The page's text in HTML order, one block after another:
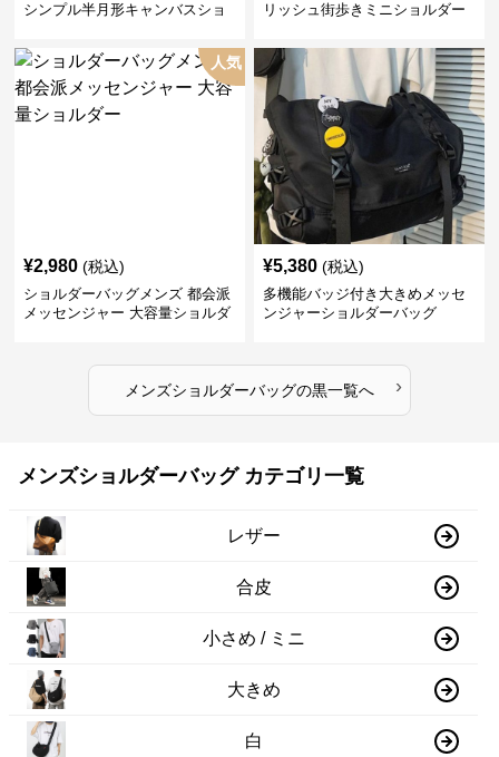
シンプル半月形キャンバスショ
リッシュ街歩きミニショルダー
人気
¥2,980 (税込)
ショルダーバッグメンズ 都会派
メッセンジャー 大容量ショルダ
¥5,380 (税込)
多機能バッジ付き大きめメッセ
ンジャーショルダーバッグ
メンズショルダーバッグの黒一覧へ ›
メンズショルダーバッグ カテゴリ一覧
レザー
合皮
小さめ / ミニ
大きめ
白